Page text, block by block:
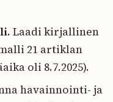
Laadi kirjallinen
21 artiklan
oli 8.7.2025).
havainnointi- ja